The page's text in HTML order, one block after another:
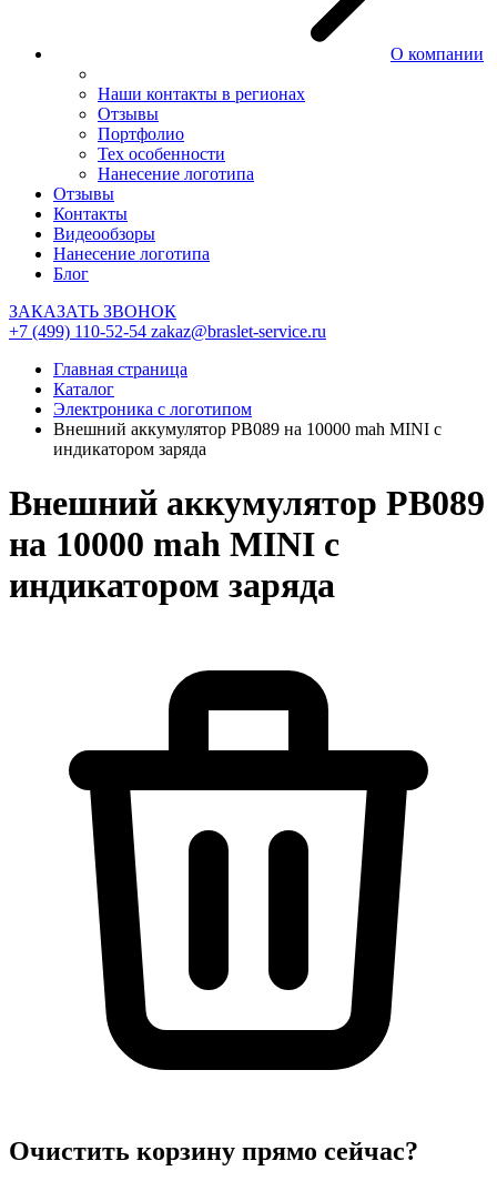
О компании
Наши контакты в регионах
Отзывы
Портфолио
Тех особенности
Нанесение логотипа
Отзывы
Контакты
Видеообзоры
Нанесение логотипа
Блог
ЗАКАЗАТЬ ЗВОНОК
+7 (499) 110-52-54 zakaz@braslet-service.ru
Главная страница
Каталог
Электроника с логотипом
Внешний аккумулятор PB089 на 10000 mah MINI с
индикатором заряда
Внешний аккумулятор PB089
на 10000 mah MINI с
индикатором заряда
Очистить корзину прямо сейчас?